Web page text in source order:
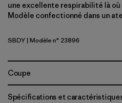
une excellente respirabilité là où
Modèle confectionné dans un
Seabird Grey
SBDY| Modèle n° 23896
Coupe
Spécifications et